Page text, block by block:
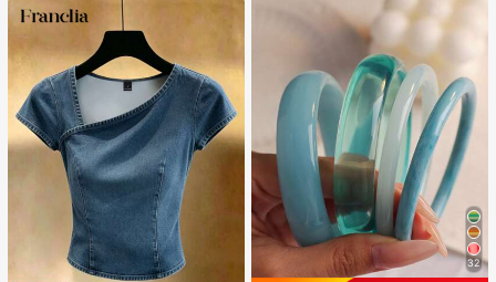
น้า, การจับคู่ชุด, อุปกรณ์เสริมประดับผ
32